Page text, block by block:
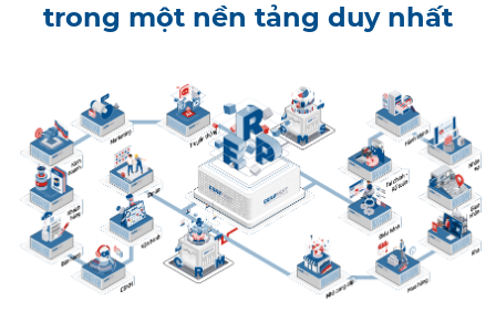
trong một nền tảng duy nhất